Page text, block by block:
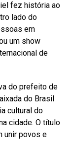
fez história ao
lado do
em
um show
de
do prefeito de
do Brasil
cultural do
cidade. O título
unir povos e